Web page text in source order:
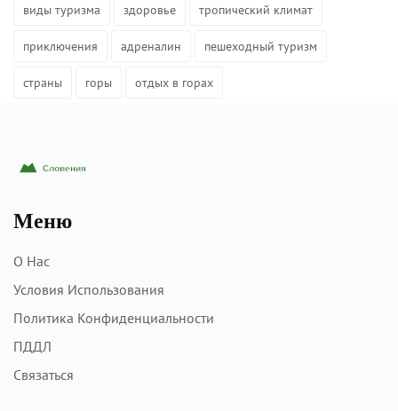
виды туризма здоровье тропический климат
приключения адреналин пешеходный туризм
страны горы отдых в горах
Меню
О Нас
Условия Использования
Политика Конфиденциальности
ПДДЛ
Связаться